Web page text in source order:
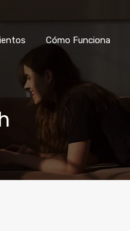
Cómo Funciona